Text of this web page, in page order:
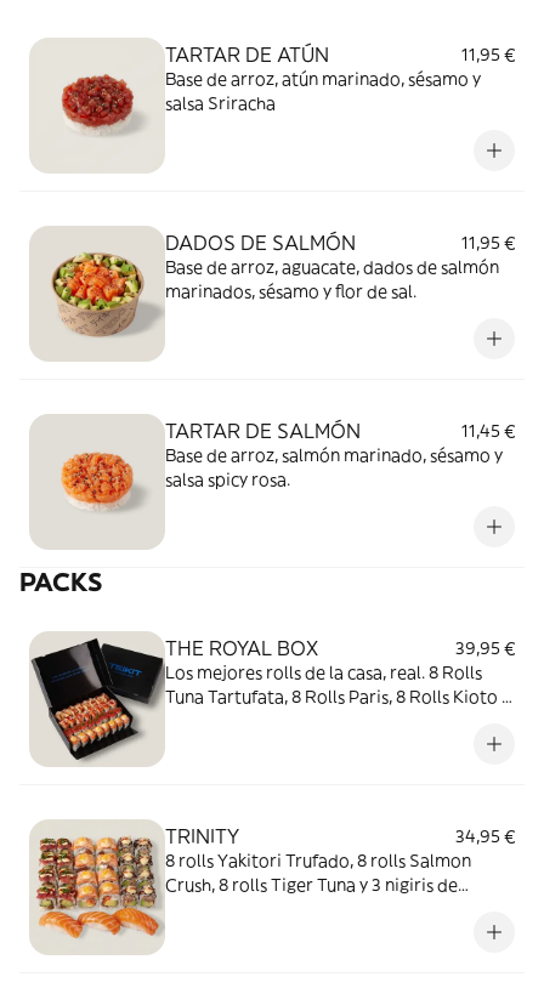
TARTAR DE ATÚN
11,95 €
Base de arroz, atún marinado, sésamo y
salsa Sriracha
DADOS DE SALMÓN
11,95 €
Base de arroz, aguacate, dados de salmón
marinados, sésamo y flor de sal.
TARTAR DE SALMÓN
11,45 €
Base de arroz, salmón marinado, sésamo y
salsa spicy rosa.
PACKS
THE ROYAL BOX
39,95 €
Los mejores rolls de la casa, real. 8 Rolls
Tuna Tartufata, 8 Rolls Paris, 8 Rolls Kioto y
TRINITY
34,95 €
8 rolls Yakitori Trufado, 8 rolls Salmon
Crush, 8 rolls Tiger Tuna y 3 nigiris de